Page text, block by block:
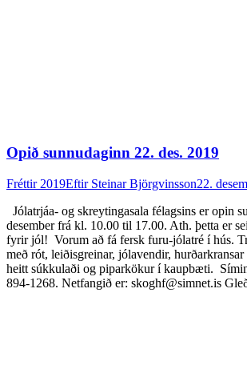
Opið sunnudaginn 22. des. 2019
Fréttir 2019Eftir Steinar Björgvinsson22.
Jólatrjáa- og skreytingasala félagsins er opin
desember frá kl. 10.00 til 17.00. Ath. þetta er
fyrir jól! Vorum að fá fersk furu-jólatré í hús.
með rót, leiðisgreinar, jólavendir,
heitt súkkulaði og piparkökur í kaupbæti.
894-1268. Netfangið er: skoghf@simnet.is